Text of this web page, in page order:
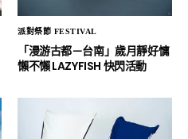
派對祭節 FESTIVAL
「漫游古都－台南」歲月靜好慵
懶不懶 LAZYFISH 快閃活動